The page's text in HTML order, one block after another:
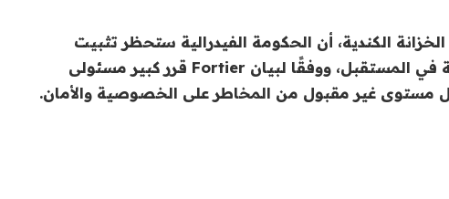
الكندية، أن الحكومة الفيدرالية ستحظر تثبيت
تطبيق TikTok على الأجهزة الرسمية في المستقبل، ووفقًا لبيان Fortier قرر كبير مسئولى
مستوى غير مقبول من المخاطر على الخصوصية والأمان.